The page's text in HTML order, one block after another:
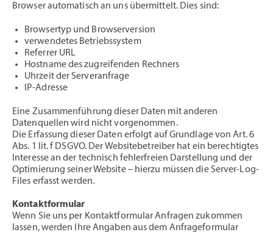
Browser automatisch an uns übermittelt. Dies sind:
Browsertyp und Browserversion
verwendetes Betriebssystem
Referrer URL
Hostname des zugreifenden Rechners
Uhrzeit der Serveranfrage
IP-Adresse
Eine Zusammenführung dieser Daten mit anderen
Datenquellen wird nicht vorgenommen.
Die Erfassung dieser Daten erfolgt auf Grundlage von Art. 6
Abs. 1 lit. f DSGVO. Der Websitebetreiber hat ein berechtigtes
Interesse an der technisch fehlerfreien Darstellung und der
Optimierung seiner Website – hierzu müssen die Server-Log-
Files erfasst werden.
Kontaktformular
Wenn Sie uns per Kontaktformular Anfragen zukommen
lassen, werden Ihre Angaben aus dem Anfrageformular